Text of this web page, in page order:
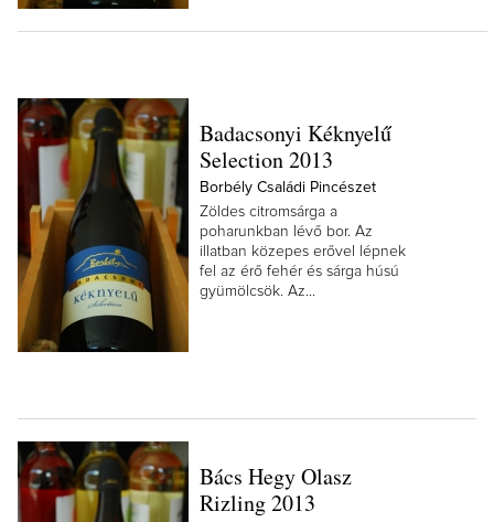
Badacsonyi Kéknyelű
Selection 2013
Borbély Családi Pincészet
Zöldes citromsárga a
poharunkban lévő bor. Az
illatban közepes erővel lépnek
fel az érő fehér és sárga húsú
gyümölcsök. Az...
Bács Hegy Olasz
Rizling 2013